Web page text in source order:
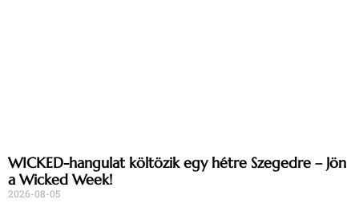
WICKED-hangulat költözik egy hétre Szegedre – Jön
a Wicked Week!
2026-08-05